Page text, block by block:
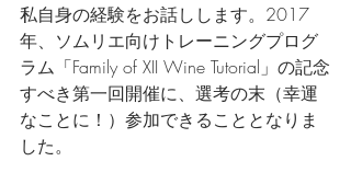
私自身の経験をお話しします。2017
年、ソムリエ向けトレーニングプログ
ラム「Family of XII Wine Tutorial」の記念
すべき第一回開催に、選考の末（幸運
なことに！）参加できることとなりま
した。